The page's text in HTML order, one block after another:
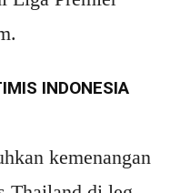
INDONESIA
kemenangan